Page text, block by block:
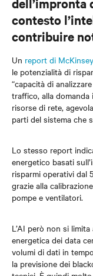
contesto
contribuire
Un report di McKinsey
le potenzialità di
“capacità di
traffico, alla domanda
risorse di rete,
parti del sistema che
Lo stesso report
energetico basati
risparmi operativi dal
grazie alla
pompe e ventilatori.
L’AI però non si
energetica dei data
volumi di dati in
la previsione dei